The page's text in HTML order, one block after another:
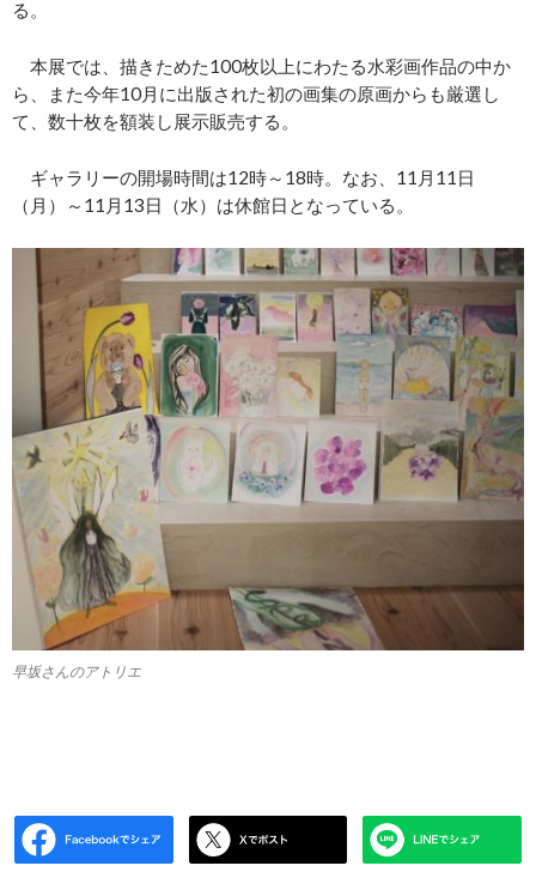
る。
本展では、描きためた100枚以上にわたる水彩画作品の中か
ら、また今年10月に出版された初の画集の原画からも厳選し
て、数十枚を額装し展示販売する。
ギャラリーの開場時間は12時～18時。なお、11月11日
（月）～11月13日（水）は休館日となっている。
早坂さんのアトリエ